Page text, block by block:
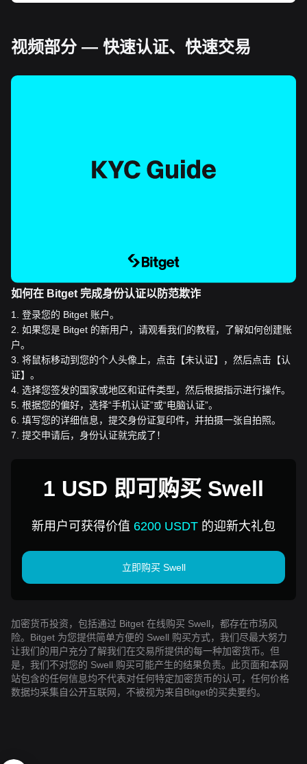
视频部分 — 快速认证、快速交易
如何在 Bitget 完成身份认证以防范欺诈
1
登录您的 Bitget 账户。
2 如果您是 Bitget 的新用户，请观看我们的教程，了解如何创建账
户。
3 将鼠标移动到您的个人头像上，点击【未认证】，然后点击【认
证】。
4 选择您签发的国家或地区和证件类型，然后根据指示进行操作。
5 根据您的偏好，选择“手机认证”或“电脑认证”。
6 填写您的详细信息，提交身份证复印件，并拍摄一张自拍照。
7 提交申请后，身份认证就完成了！
1 USD 即可购买 Swell
新用户可获得价值 6200 USDT 的迎新大礼包
立即购买 Swell
加密货币投资，包括通过 Bitget 在线购买 Swell，都存在市场风
险。Bitget 为您提供简单方便的 Swell 购买方式，我们尽最大努力
让我们的用户充分了解我们在交易所提供的每一种加密货币。但
是，我们不对您的 Swell 购买可能产生的结果负责。此页面和本网
站包含的任何信息均不代表对任何特定加密货币的认可，任何价格
数据均采集自公开互联网，不被视为来自Bitget的买卖要约。